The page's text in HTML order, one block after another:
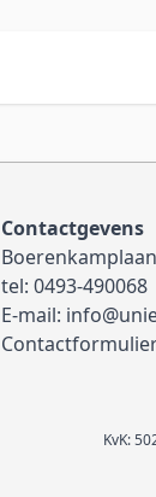
Contactgevens
tel: 0493-490068
E-mail:
KvK: